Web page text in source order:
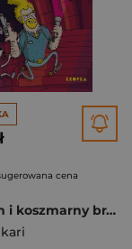
cena
Tataman i koszmarny braciszek. Tataman. Tom 2